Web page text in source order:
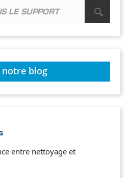
notre blog
entre nettoyage et